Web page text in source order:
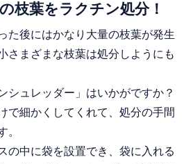
枝葉をラクチン処分！
た後にはかなり大量の枝葉が発生
さまざまな枝葉は処分しようにも
シュレッダー」はいかがですか？
で細かくしてくれて、処分の手間
。
の中に袋を設置でき、袋に入れる